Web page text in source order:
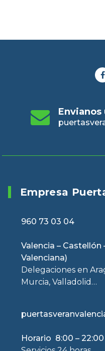
Envianos
Empresa
960 73 03 04
Valencia –
Valenciana)
Delegaciones en
Murcia, Valladolid…
Horario 8:00 – 22:00